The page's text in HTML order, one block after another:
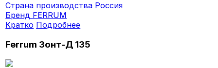
Страна производства Россия
Бренд FERRUM
Кратко Подробнее
Ferrum Зонт-Д 135